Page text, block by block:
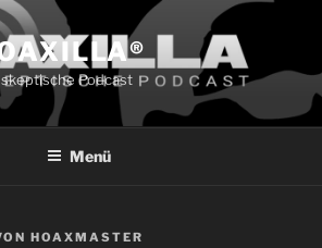
Podcast
Menü
HOAXMASTER